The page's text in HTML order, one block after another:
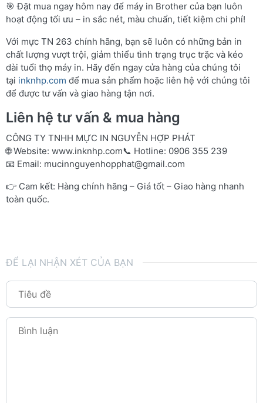
🎯 Đặt mua ngay hôm nay để máy in Brother của bạn luôn
hoạt động tối ưu – in sắc nét, màu chuẩn, tiết kiệm chi phí!
Với mực TN 263 chính hãng, bạn sẽ luôn có những bản in
chất lượng vượt trội, giảm thiểu tình trạng trục trặc và kéo
dài tuổi thọ máy in. Hãy đến ngay cửa hàng của chúng tôi
tại inknhp.com để mua sản phẩm hoặc liên hệ với chúng tôi
để được tư vấn và giao hàng tận nơi.
Liên hệ tư vấn & mua hàng
CÔNG TY TNHH MỰC IN NGUYỄN HỢP PHÁT
🌐 Website: www.inknhp.com📞 Hotline: 0906 355 239
📧 Email: mucinnguyenhopphat@gmail.com
👉 Cam kết: Hàng chính hãng – Giá tốt – Giao hàng nhanh
toàn quốc.
ĐỂ LẠI NHẬN XÉT CỦA BẠN